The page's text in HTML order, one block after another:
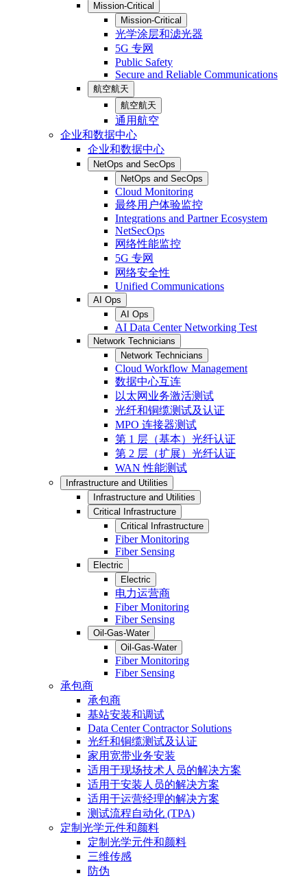
Mission-Critical
Mission-Critical
光学涂层和滤光器
5G 专网
Public Safety
Secure and Reliable Communications
航空航天
航空航天
通用航空
企业和数据中心
企业和数据中心
NetOps and SecOps
NetOps and SecOps
Cloud Monitoring
最终用户体验监控
Integrations and Partner Ecosystem
NetSecOps
网络性能监控
5G 专网
网络安全性
Unified Communications
AI Ops
AI Ops
AI Data Center Networking Test
Network Technicians
Network Technicians
Cloud Workflow Management
数据中心互连
以太网业务激活测试
光纤和铜缆测试及认证
MPO 连接器测试
第 1 层（基本）光纤认证
第 2 层（扩展）光纤认证
WAN 性能测试
Infrastructure and Utilities
Infrastructure and Utilities
Critical Infrastructure
Critical Infrastructure
Fiber Monitoring
Fiber Sensing
Electric
Electric
电力运营商
Fiber Monitoring
Fiber Sensing
Oil-Gas-Water
Oil-Gas-Water
Fiber Monitoring
Fiber Sensing
承包商
承包商
基站安装和调试
Data Center Contractor Solutions
光纤和铜缆测试及认证
家用宽带业务安装
适用于现场技术人员的解决方案
适用于安装人员的解决方案
适用于运营经理的解决方案
测试流程自动化 (TPA)
定制光学元件和颜料
定制光学元件和颜料
三维传感
防伪